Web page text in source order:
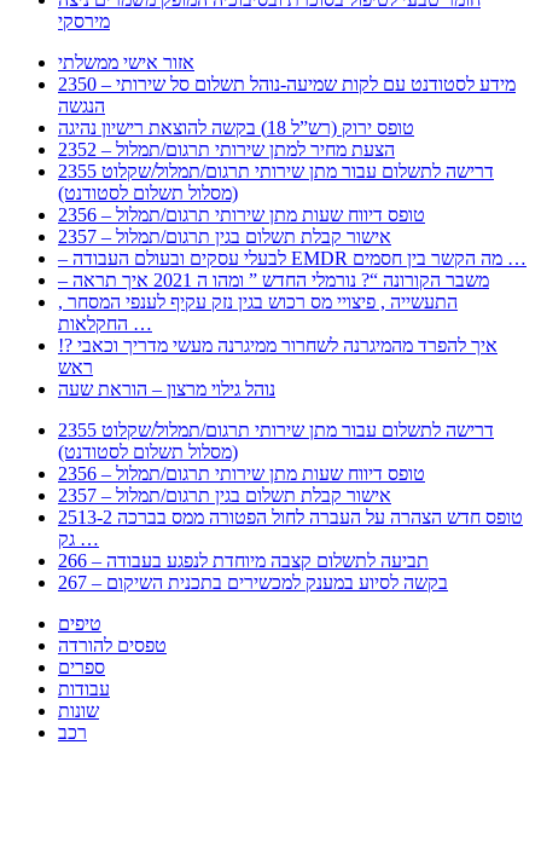
מירסקי
אזור אישי ממשלתי
2350 – מידע לסטודנט עם לקות שמיעה-נוהל תשלום סל שירותי
הנגשה
טופס ירוק (רש”ל 18) בקשה להוצאת רישיון נהיגה
2352 – הצעת מחיר למתן שירותי תרגום/תמלול
2355 דרישה לתשלום עבור מתן שירותי תרגום/תמלול/שקלוט
(מסלול תשלום לסטודנט)
2356 – טופס דיווח שעות מתן שירותי תרגום/תמלול
2357 – אישור קבלת תשלום בגין תרגום/תמלול
– לבעלי עסקים ובעולם העבודה EMDR מה הקשר בין חסמים …
– משבר הקורונה “? נורמלי החדש ” ומהו ה 2021 איך תראה
, התעשייה , פיצויי מס רכוש בגין נזק עקיף לענפי המסחר
החקלאות …
!? איך להפרד מהמיגרנה לשחרור ממיגרנה מעשי מדריך וכאבי
ראש
נוהל גילוי מרצון – הוראת שעה
2355 דרישה לתשלום עבור מתן שירותי תרגום/תמלול/שקלוט
(מסלול תשלום לסטודנט)
2356 – טופס דיווח שעות מתן שירותי תרגום/תמלול
2357 – אישור קבלת תשלום בגין תרגום/תמלול
2513-2 טופס חדש הצהרה על העברה לחול הפטורה ממס בברכה
גק …
266 – תביעה לתשלום קצבה מיוחדת לנפגע בעבודה
267 – בקשה לסיוע במענק למכשירים בתכנית השיקום
טיפים
טפסים להורדה
ספרים
עבודות
שונות
רכב